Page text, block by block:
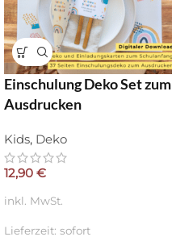
Einschulung Deko Set zum
Ausdrucken
Kids, Deko
12,90 €
inkl. MwSt.
Lieferzeit: sofort